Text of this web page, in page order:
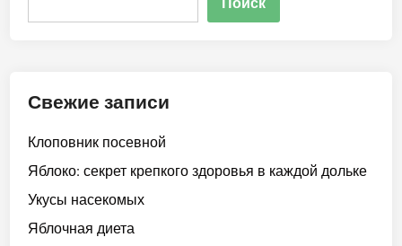
Свежие записи
Клоповник посевной
Яблоко: секрет крепкого здоровья в каждой дольке
Укусы насекомых
Яблочная диета